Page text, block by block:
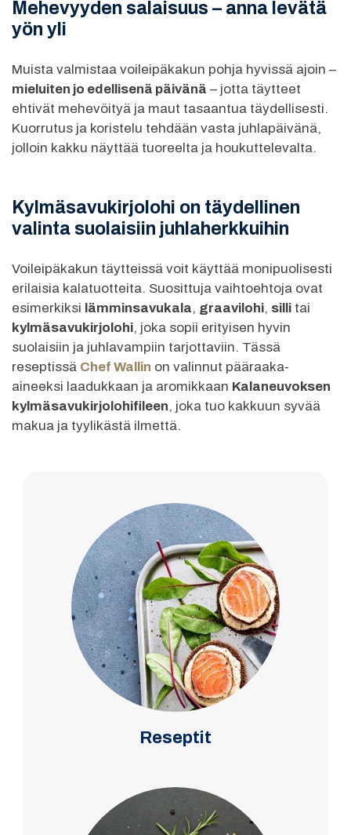
Mehevyyden salaisuus – anna levätä
yön yli
Muista valmistaa voileipäkakun pohja hyvissä ajoin –
mieluiten jo edellisenä päivänä – jotta täytteet
ehtivät mehevöityä ja maut tasaantua täydellisesti.
Kuorrutus ja koristelu tehdään vasta juhlapäivänä,
jolloin kakku näyttää tuoreelta ja houkuttelevalta.
Kylmäsavukirjolohi on täydellinen
valinta suolaisiin juhlaherkkuihin
Voileipäkakun täytteissä voit käyttää monipuolisesti
erilaisia kalatuotteita. Suosittuja vaihtoehtoja ovat
esimerkiksi lämminsavukala, graavilohi, silli tai
kylmäsavukirjolohi, joka sopii erityisen hyvin
suolaisiin ja juhlavampiin tarjottaviin. Tässä
reseptissä Chef Wallin on valinnut pääraaka-
aineeksi laadukkaan ja aromikkaan Kalaneuvoksen
kylmäsavukirjolohifileen, joka tuo kakkuun syvää
makua ja tyylikästä ilmettä.
Reseptit